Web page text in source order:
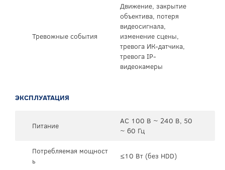
Тревожные события
Движение, закрытие
объектива, потеря
видеосигнала,
изменение сцены,
тревога ИК-датчика,
тревога IP-
видеокамеры
ЭКСПЛУАТАЦИЯ
Питание
AC 100 В ~ 240 В, 50
~ 60 Гц
Потребляемая мощност
ь
≤10 Вт (без HDD)